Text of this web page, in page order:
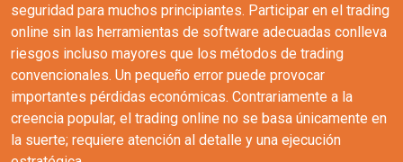
seguridad para muchos principiantes. Participar en el trading
online sin las herramientas de software adecuadas conlleva
riesgos incluso mayores que los métodos de trading
convencionales. Un pequeño error puede provocar
importantes pérdidas económicas. Contrariamente a la
creencia popular, el trading online no se basa únicamente en
la suerte; requiere atención al detalle y una ejecución